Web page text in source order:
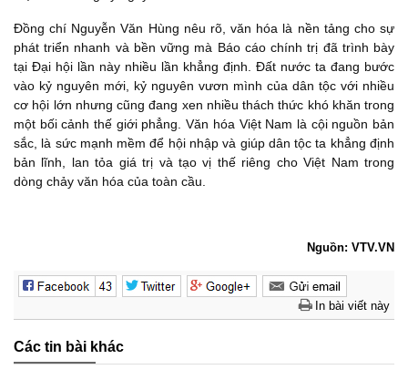
Đồng chí Nguyễn Văn Hùng nêu rõ, văn hóa là nền tảng cho sự
phát triển nhanh và bền vững mà Báo cáo chính trị đã trình bày
tại Đại hội lần này nhiều lần khẳng định. Đất nước ta đang bước
vào kỷ nguyên mới, kỷ nguyên vươn mình của dân tộc với nhiều
cơ hội lớn nhưng cũng đang xen nhiều thách thức khó khăn trong
một bối cảnh thế giới phẳng. Văn hóa Việt Nam là cội nguồn bản
sắc, là sức mạnh mềm để hội nhập và giúp dân tộc ta khẳng định
bản lĩnh, lan tỏa giá trị và tạo vị thế riêng cho Việt Nam trong
dòng chảy văn hóa của toàn cầu.
Nguồn: VTV.VN
In bài viết này
Các tin bài khác